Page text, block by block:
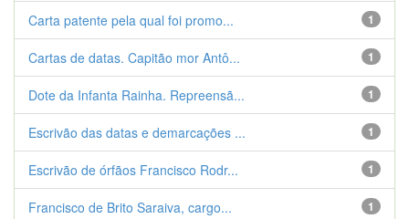
1
Carta patente pela qual foi promo...
1
Cartas de datas. Capitão mor Antô...
1
Dote da Infanta Rainha. Repreensã...
1
Escrivão das datas e demarcações ...
1
Escrivão de órfãos Francisco Rodr...
1
Francisco de Brito Saraiva, cargo...